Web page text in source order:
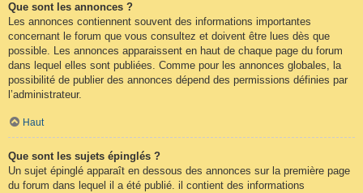
Que sont les annonces ?
Les annonces contiennent souvent des informations importantes
concernant le forum que vous consultez et doivent être lues dès que
possible. Les annonces apparaissent en haut de chaque page du forum
dans lequel elles sont publiées. Comme pour les annonces globales, la
possibilité de publier des annonces dépend des permissions définies par
l’administrateur.
Haut
Que sont les sujets épinglés ?
Un sujet épinglé apparaît en dessous des annonces sur la première page
du forum dans lequel il a été publié. il contient des informations